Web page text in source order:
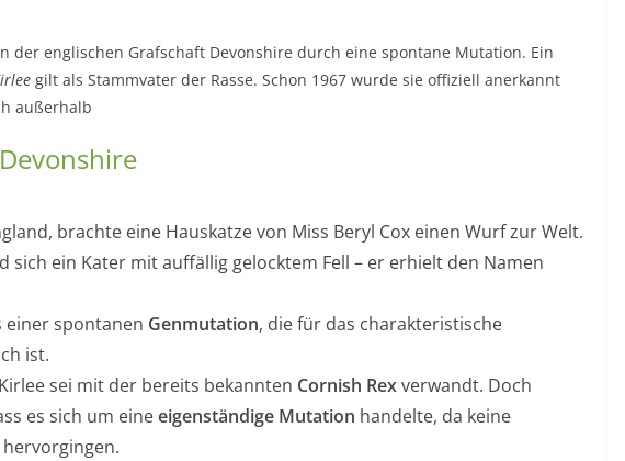
der englischen Grafschaft Devonshire durch eine spontane Mutation. Ein
gilt als Stammvater der Rasse. Schon 1967 wurde sie offiziell anerkannt
außerhalb
brachte eine Hauskatze von Miss Beryl Cox einen Wurf zur Welt.
sich ein Kater mit auffällig gelocktem Fell – er erhielt den Namen
einer spontanen Genmutation, die für das charakteristische
ist.
sei mit der bereits bekannten Cornish Rexverwandt. Doch
es sich um eineeigenständige Mutation handelte, da keine